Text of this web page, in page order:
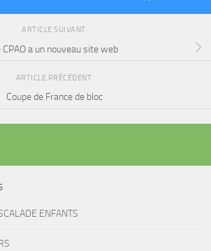
ARTICLE SUIVANT
CPAO a un nouveau site web
ARTICLE PRÉCÉDENT
Coupe de France de bloc
ENFANTS